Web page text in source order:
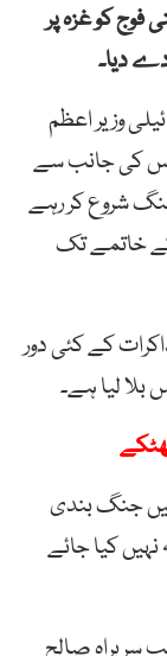
فوج کو غزہ پر
دیا۔
وزیر اعظم
کی جانب سے
شروع کر رہے
کے خاتمے تک
کے کئی دور
لیا ہے۔
جنگ بندی
کیا جائے
سربراہ صالح